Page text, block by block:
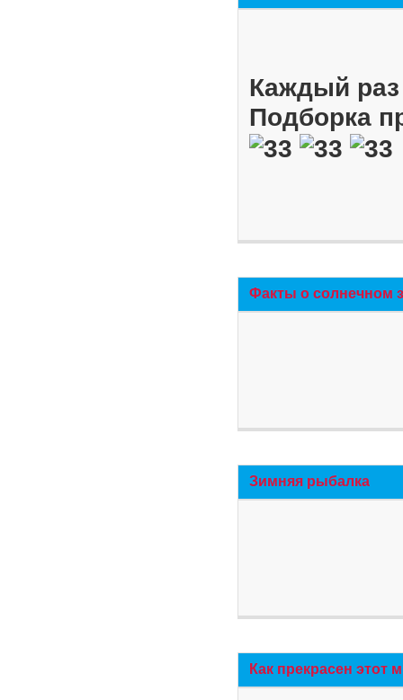
Каждый
Подборка
Факты о солнечном
Зимняя рыбалка
Как прекрасен этот